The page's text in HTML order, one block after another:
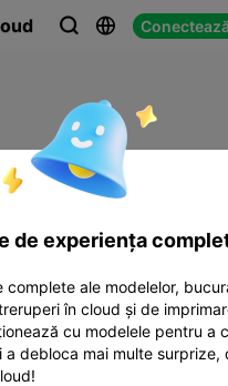
 
de experiența
complete ale modelelor,
în cloud și de
cu modelele pentru a
a debloca mai multe surprize,